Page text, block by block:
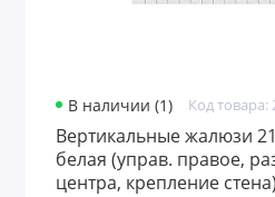
В наличии (1) Код товара:
Вертикальные жалюзи
белая (управ. правое,
центра, крепление стена)